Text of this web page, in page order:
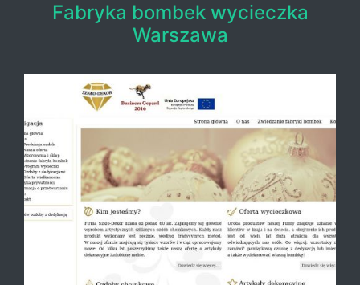
Fabryka bombek wycieczka
Warszawa